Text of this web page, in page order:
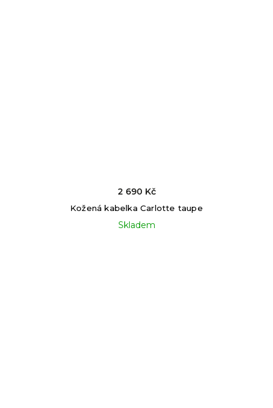
Kožená kabelka Carlotte taupe
Skladem
2 690 Kč